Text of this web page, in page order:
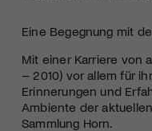
Eine Begegnung mit
Mit einer Karriere von
– 2010) vor allem für
Erinnerungen und
Ambiente der
Sammlung Horn.